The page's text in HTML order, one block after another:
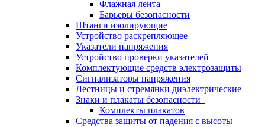
Флажная лента
Барьеры безопасности
Штанги изолирующие
Устройство раскрепляющее
Указатели напряжения
Устройство проверки указателей
Комплектующие средств электрозащиты
Сигнализаторы напряжения
Лестницы и стремянки диэлектрические
Знаки и плакаты безопасности
Комплекты плакатов
Средства защиты от падения с высоты